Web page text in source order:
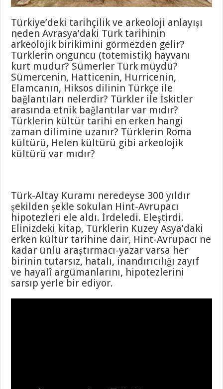
Türkiye’deki tarihçilik ve arkeoloji anlayışı
neden Avrasya’daki Türk tarihinin
arkeolojik birikimini görmezden gelir?
Türklerin onguncu (totemistik) hayvanı
kurt mudur? Sümerler Türk müydü?
Sümercenin, Hatticenin, Hurricenin,
Elamcanın, Hiksos dilinin Türkçe ile
bağlantıları nelerdir? Türkler ile İskitler
arasında etnik bağlantılar var mıdır?
Türklerin kültür tarihi en erken hangi
zaman dilimine uzanır? Türklerin Roma
kültürü, Helen kültürü gibi arkeolojik
kültürü var mıdır?
Türk-Altay Kuramı neredeyse 300 yıldır
şekilden şekle sokulan Hint-Avrupacı
hipotezleri ele aldı. İrdeledi. Eleştirdi.
Elinizdeki kitap, Türklerin Kuzey Asya’daki
erken kültür tarihine dair, Hint-Avrupacı ne
kadar ünlü araştırmacı-yazar varsa her
birinin tutarsız, hatalı, inandırıcılığı zayıf
ve hayalî argümanlarını, hipotezlerini
sarsıp yerle bir ediyor.